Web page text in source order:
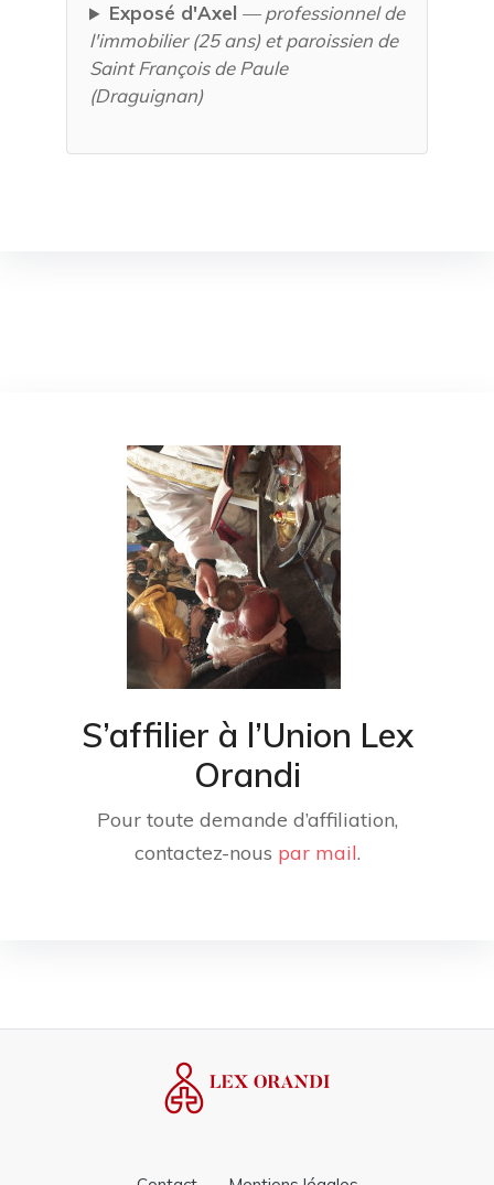
Exposé d'Axel — professionnel de
l'immobilier (25 ans) et paroissien de
Saint François de Paule
(Draguignan)
S’affilier à l’Union Lex
Orandi
Pour toute demande d’affiliation,
contactez-nous par mail.